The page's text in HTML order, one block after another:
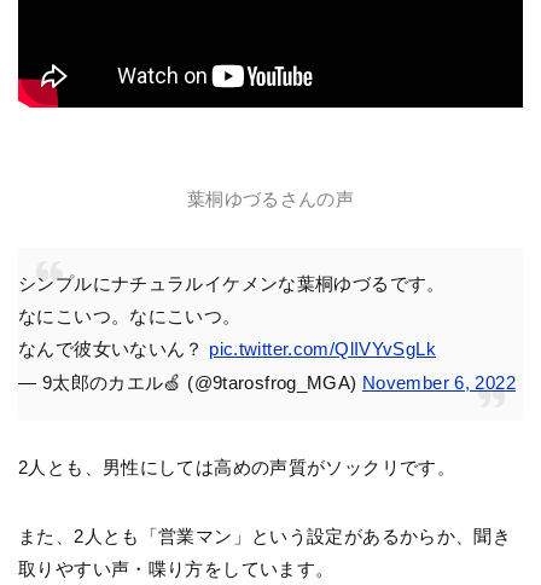
葉桐ゆづるさんの声
シンプルにナチュラルイケメンな葉桐ゆづるです。
なにこいつ。なにこいつ。
なんで彼女いないん？ pic.twitter.com/QlIVYvSgLk
— 9太郎のカエル🍏 (@9tarosfrog_MGA) November 6, 2022
2人とも、男性にしては高めの声質がソックリです。
また、2人とも「営業マン」という設定があるからか、聞き
取りやすい声・喋り方をしています。